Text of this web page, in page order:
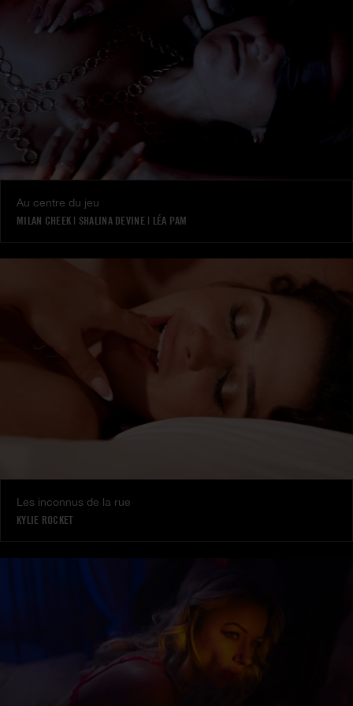
Au centre du jeu
MILAN CHEEK | SHALINA DEVINE| LÉA PAM
Les inconnus de la rue
KYLIE ROCKET